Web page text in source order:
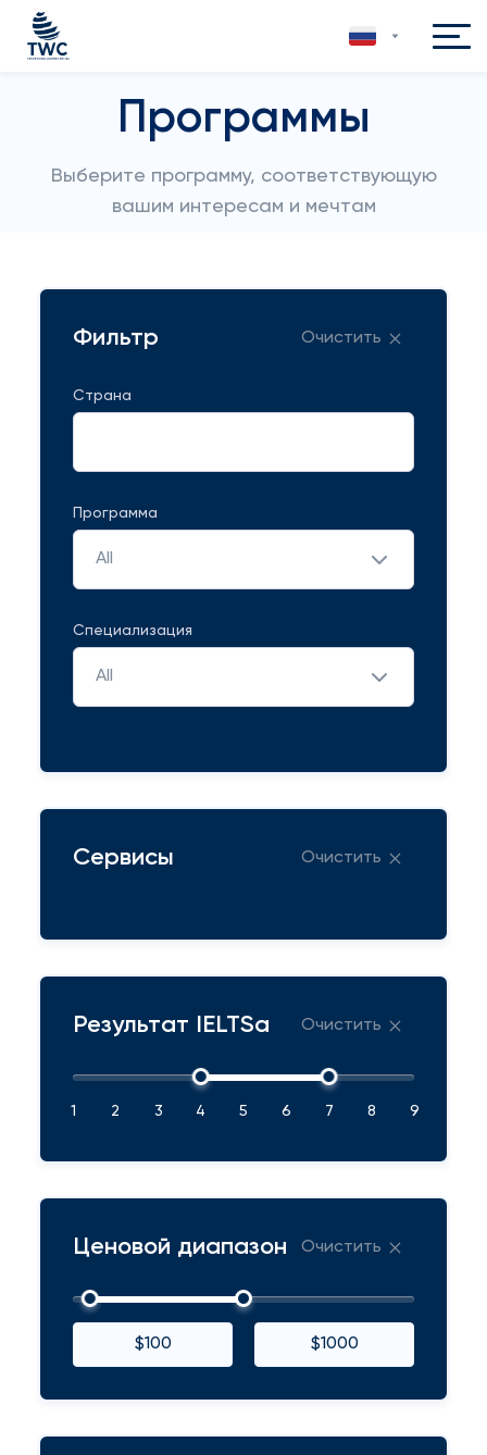
Программы
Выберите программу, соответствующую
вашим интересам и мечтам
Фильтр Очистить
Страна
Программа
All
Специализация
All
Сервисы Очистить
Результат IELTSа Очистить
1 2 3 4 5 6 7 8 9
Ценовой диапазон Очистить
$100 $1000